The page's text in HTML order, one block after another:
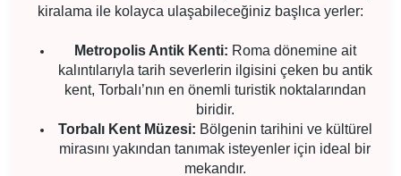
kiralama ile kolayca ulaşabileceğiniz başlıca yerler:
Metropolis Antik Kenti: Roma dönemine ait
kalıntılarıyla tarih severlerin ilgisini çeken bu antik
kent, Torbalı’nın en önemli turistik noktalarından
biridir.
Torbalı Kent Müzesi: Bölgenin tarihini ve kültürel
mirasını yakından tanımak isteyenler için ideal bir
mekandır.